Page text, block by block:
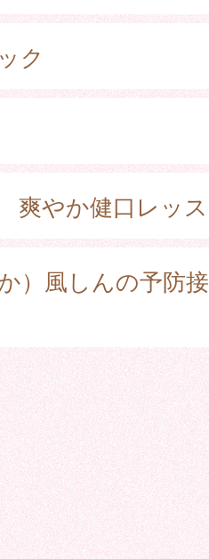
ク
爽やか健口レッ
）風しんの予防